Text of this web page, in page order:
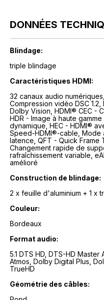
DONNÉES
Blindage:
triple blindage
Caractéristiques HDMI:
32 canaux audio
Compression vidéo DSC
Dolby Vision, HDMI® CEC -
HDR - Image à haute
dynamique, HEC - HDMI®
Speed-HDMI®-cable, Mode
latence, QFT - Quick Frame
Changement rapide de
rafraîchissement variable,
amélioré
Construction de blindage:
2 x feuille d'aluminium + 1 x
Couleur:
Bordeaux
Format audio:
5.1 DTS HD, DTS-HD
Atmos, Dolby Digital Plus,
TrueHD
Géométrie des câbles: